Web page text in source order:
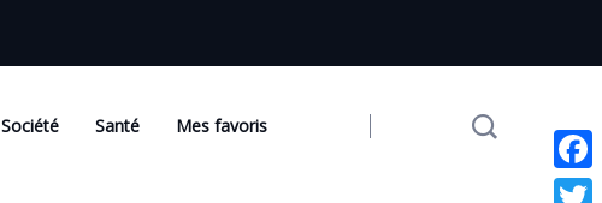
Société Santé Mes favoris